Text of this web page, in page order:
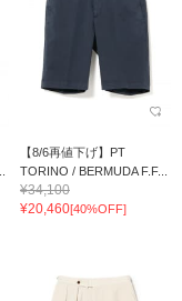
【8/6再値下げ】PT
TORINO / BERMUDA F.F...
¥34,100
¥20,460[40%OFF]